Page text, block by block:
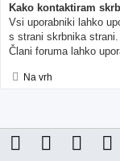
Kako kontaktiram
Vsi uporabniki lahko
s strani skrbnika strani.
Člani foruma lahko
Na vrh